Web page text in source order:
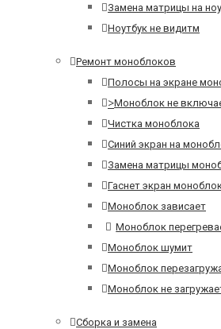
Замена матрицы на
Ноутбук не видитм
Ремонт моноблоков
Полосы на экране
>Моноблок не
Чистка моноблока
Синий экран на
Замена матрицы
Гаснет экран
Моноблок зависает
Моноблок
Моноблок шумит
Моноблок
Моноблок не
Сборка и замена